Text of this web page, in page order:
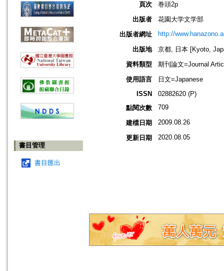
書目管理
書目匯出
頁次
巻頭2p
出版者
花園大学文学部
出版者網址
http://
出版地
京都, 日本 [Kyoto,
資料類型
期刊論文=Journal
使用語言
日文=Japanese
ISSN
02882620 (P)
點閱次數
709
建檔日期 2009.08.26
更新日期 2020.08.05